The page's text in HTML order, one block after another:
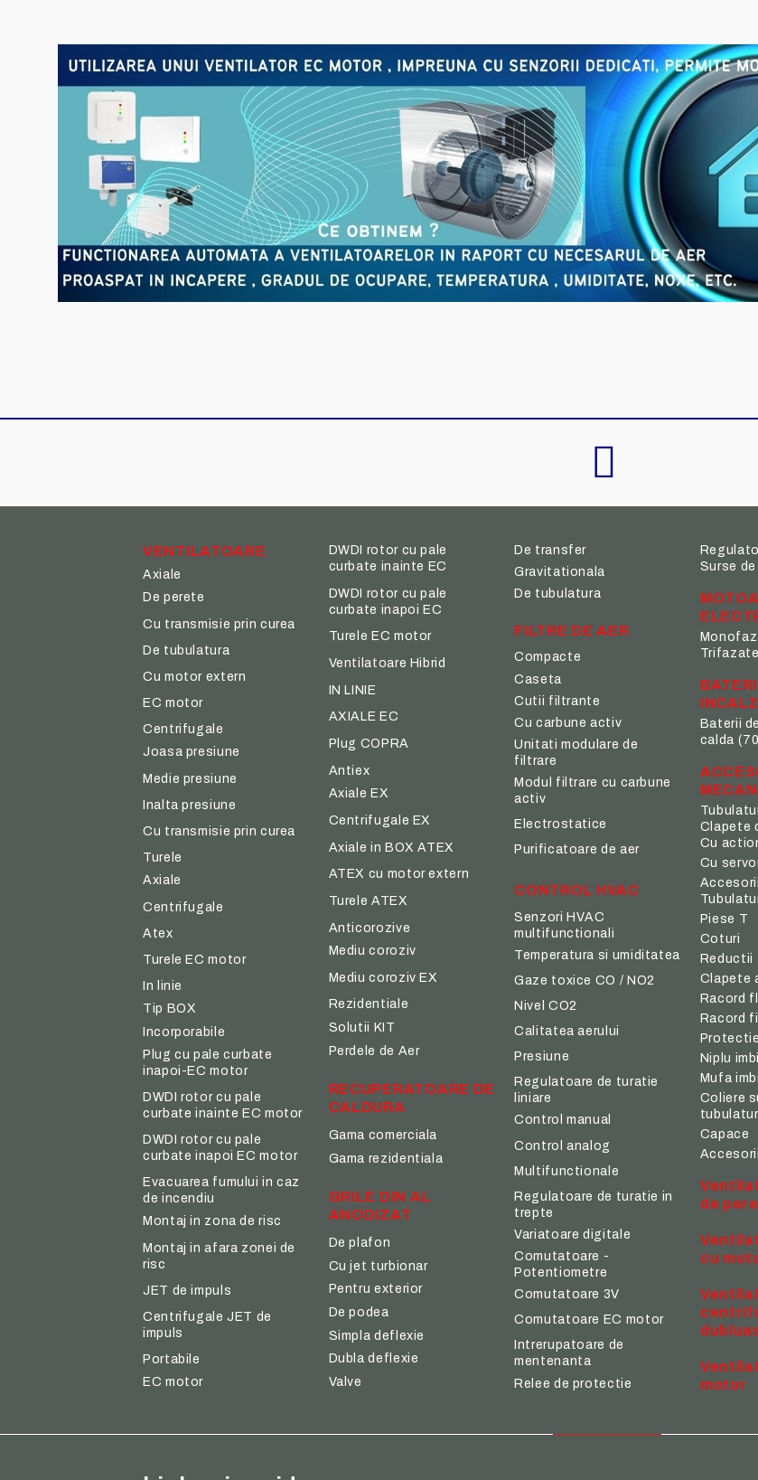
VENTILATOARE
Axiale
De perete
Cu transmisie prin curea
De tubulatura
Cu motor extern
EC motor
Centrifugale
Joasa presiune
Medie presiune
Inalta presiune
Cu transmisie prin curea
Turele
Axiale
Centrifugale
Atex
Turele EC motor
In linie
Tip BOX
Incorporabile
Plug cu pale curbate
inapoi-EC motor
DWDI rotor cu pale
curbate inainte EC motor
DWDI rotor cu pale
curbate inapoi EC motor
Evacuarea fumului in caz
de incendiu
Montaj in zona de risc
Montaj in afara zonei de
risc
JET de impuls
Centrifugale JET de
impuls
Portabile
EC motor
DWDI rotor cu pale
curbate inainte EC
DWDI rotor cu pale
curbate inapoi EC
Turele EC motor
Ventilatoare Hibrid
IN LINIE
AXIALE EC
Plug COPRA
Antiex
Axiale EX
Centrifugale EX
Axiale in BOX ATEX
ATEX cu motor extern
Turele ATEX
Anticorozive
Mediu coroziv
Mediu coroziv EX
Rezidentiale
Solutii KIT
Perdele de Aer
RECUPERATOARE DE
CALDURA
Gama comerciala
Gama rezidentiala
GRILE DIN AL
ANODIZAT
De plafon
Cu jet turbionar
Pentru exterior
De podea
Simpla deflexie
Dubla deflexie
Valve
De transfer
Gravitationala
De tubulatura
FILTRE DE AER
Compacte
Caseta
Cutii filtrante
Cu carbune activ
Unitati modulare de
filtrare
Modul filtrare cu carbune
activ
Electrostatice
Purificatoare de aer
CONTROL HVAC
Senzori HVAC
multifunctionali
Temperatura si umiditatea
Gaze toxice CO / NO2
Nivel CO2
Calitatea aerului
Presiune
Regulatoare de turatie
liniare
Control manual
Control analog
Multifunctionale
Regulatoare de turatie in
trepte
Variatoare digitale
Comutatoare -
Potentiometre
Comutatoare 3V
Comutatoare EC motor
Intrerupatoare de
mentenanta
Relee de protectie
Surse
Trifazate
Baterii
calda
Clapete
Cu
Cu
Piese T
Coturi
Reductii
Clapete
Racord
Racord
Niplu
Mufa
Coliere
Capace
de
cu
motor